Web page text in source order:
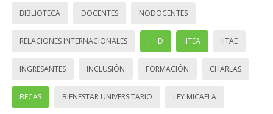
BIBLIOTECA DOCENTES NODOCENTES
RELACIONES INTERNACIONALES I + D IITEA IITAE
INGRESANTES INCLUSIÓN FORMACIÓN CHARLAS
BECAS BIENESTAR UNIVERSITARIO LEY MICAELA